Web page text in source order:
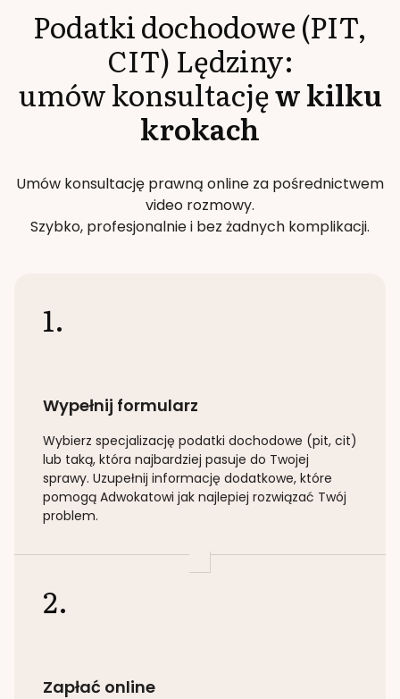
Podatki dochodowe (PIT,
CIT) Lędziny:
umów konsultacjęw kilku
krokach
Umów konsultację prawną online za pośrednictwem
video rozmowy.
Szybko, profesjonalnie i bez żadnych komplikacji.
1.
Wypełnij formularz
Wybierz specjalizację podatki dochodowe (pit, cit)
lub taką, która najbardziej pasuje do Twojej
sprawy. Uzupełnij informację dodatkowe, które
pomogą Adwokatowi jak najlepiej rozwiązać Twój
problem.
2.
Zapłać online